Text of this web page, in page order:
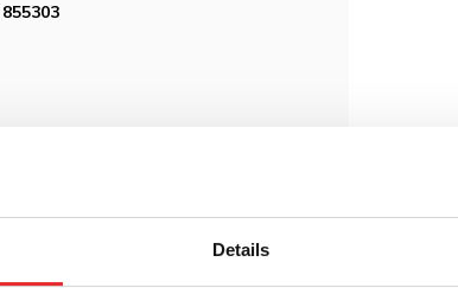
Details
geplaatst en betaald is voor